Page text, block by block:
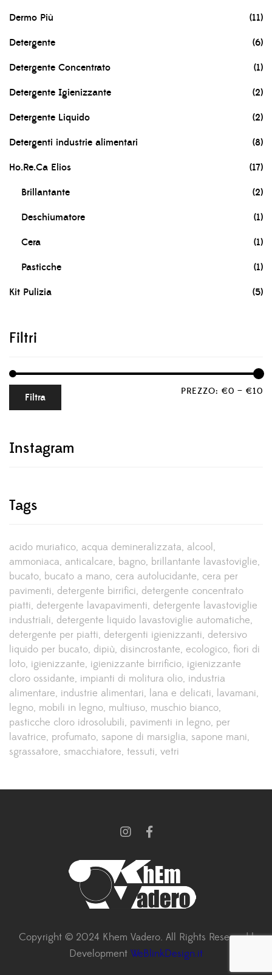
Dermo Più (11)
Detergente (6)
Detergente Concentrato (1)
Detergente Igienizzante (2)
Detergente Liquido (2)
Detergenti industrie alimentari (8)
Ho.Re.Ca Elios (17)
Brillantante (2)
Deschiumatore (1)
Cera (1)
Pasticche (1)
Kit Pulizia (5)
Filtri
Filtra PREZZO: €0 — €10
Instagram
Tags
acido muriatico acqua demineralizzata alcool
ammoniaca anticalcare bagno brillantante lavastoviglie
bucato bucato a mano cera autolucidante cera per
pavimenti detergente birrifici detergente concentrato
piatti detergente lavapavimenti detergente lavastoviglie
industriali detergente liquido lavastoviglie automatiche
detergente per piatti detergenti igienizzanti detersivo
liquido per bucato dipiù disincrostante ecologico fiori di
loto igienizzante igienizzante birrificio igienizzante
cloro ossidante impianti di molitura olio industria
alimentare industrie alimentari lana e delicati lavamani
legno mobili in legno multiuso muschio bianco
pasticche cloro idrosolubili pavimenti in legno per
lavatrice profumato sapone di marsiglia sapone mani
sgrassatore smacchiatore tessuti vetri
Copyright © 2024 Khem Vadero. All Rights Reserved |
Development WeBlinkDesign.it